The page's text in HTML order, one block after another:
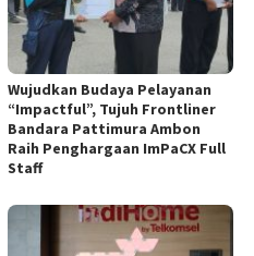
Wujudkan Budaya Pelayanan
“Impactful”, Tujuh Frontliner
Bandara Pattimura Ambon
Raih Penghargaan ImPaCX Full
Staff